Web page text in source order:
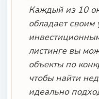
Каждый из 10
обладает
листинге вы
объекты по
чтобы найти
идеально